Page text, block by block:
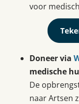
voor
Doneer via
medische
De
naar Artsen